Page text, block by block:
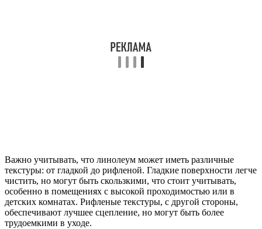
Важно учитывать, что линолеум может иметь различные
текстуры: от гладкой до рифленой. Гладкие поверхности легче
чистить, но могут быть скользкими, что стоит учитывать,
особенно в помещениях с высокой проходимостью или в
детских комнатах. Рифленые текстуры, с другой стороны,
обеспечивают лучшее сцепление, но могут быть более
трудоемкими в уходе.